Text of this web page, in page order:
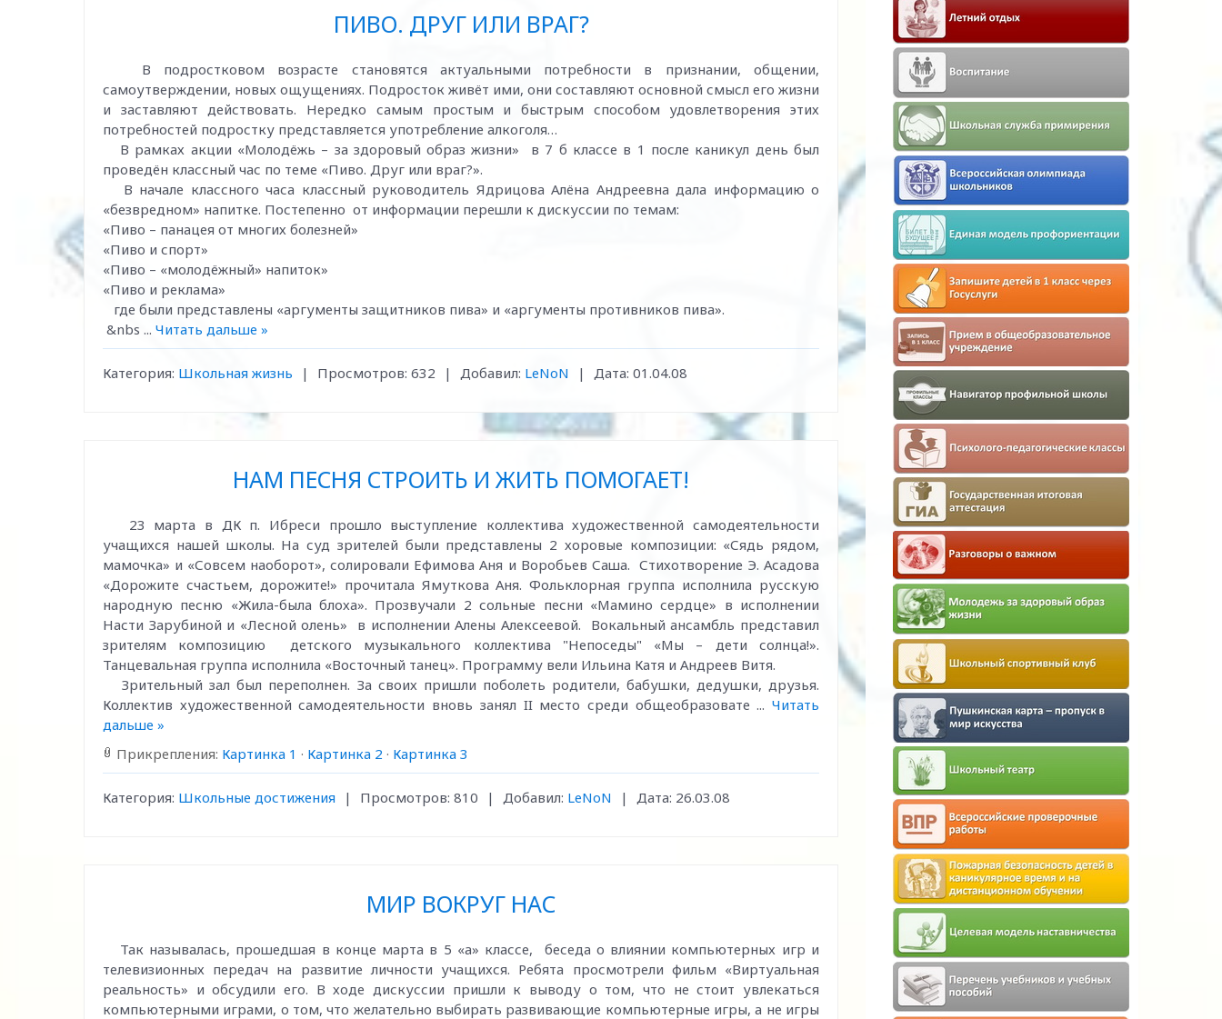
ПИВО. ДРУГ ИЛИ ВРАГ?
В подростковом возрасте становятся актуальными потребности в признании, общении,
самоутверждении, новых ощущениях. Подросток живёт ими, они составляют основной смысл его жизни
и заставляют действовать. Нередко самым простым и быстрым способом удовлетворения этих
потребностей подростку представляется употребление алкоголя…
В рамках акции «Молодёжь – за здоровый образ жизни» в 7 б классе в 1 после каникул день был
проведён классный час по теме «Пиво. Друг или враг?».
В начале классного часа классный руководитель Ядрицова Алёна Андреевна дала информацию о
«безвредном» напитке. Постепенно от информации перешли к дискуссии по темам:
«Пиво – панацея от многих болезней»
«Пиво и спорт»
«Пиво – «молодёжный» напиток»
«Пиво и реклама»
где были представлены «аргументы защитников пива» и «аргументы противников пива».
&nbs ... Читать дальше »
Категория: Школьная жизнь | Просмотров: 632 | Добавил: LeNoN | Дата: 01.04.08
НАМ ПЕСНЯ СТРОИТЬ И ЖИТЬ ПОМОГАЕТ!
23 марта в ДК п. Ибреси прошло выступление коллектива художественной самодеятельности
учащихся нашей школы. На суд зрителей были представлены 2 хоровые композиции: «Сядь рядом,
мамочка» и «Совсем наоборот», солировали Ефимова Аня и Воробьев Саша. Стихотворение Э. Асадова
«Дорожите счастьем, дорожите!» прочитала Ямуткова Аня. Фольклорная группа исполнила русскую
народную песню «Жила-была блоха». Прозвучали 2 сольные песни «Мамино сердце» в исполнении
Насти Зарубиной и «Лесной олень» в исполнении Алены Алексеевой. Вокальный ансамбль представил
зрителям композицию детского музыкального коллектива "Непоседы" «Мы – дети солнца!».
Танцевальная группа исполнила «Восточный танец». Программу вели Ильина Катя и Андреев Витя.
Зрительный зал был переполнен. За своих пришли поболеть родители, бабушки, дедушки, друзья.
Коллектив художественной самодеятельности вновь занял II место среди общеобразовате...Читать
дальше »
Прикрепления: Картинка 1 · Картинка 2 · Картинка 3
Категория: Школьные достижения | Просмотров: 810 | Добавил: LeNoN | Дата: 26.03.08
МИР ВОКРУГ НАС
Так называлась, прошедшая в конце марта в 5 «а» классе, беседа о влиянии компьютерных игр и
телевизионных передач на развитие личности учащихся. Ребята просмотрели фильм «Виртуальная
реальность» и обсудили его. В ходе дискуссии пришли к выводу о том, что не стоит увлекаться
компьютерными играми, о том, что желательно выбирать развивающие компьютерные игры, а не игры